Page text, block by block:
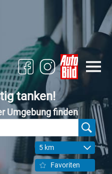
tanken!
Umgebung finden
5 km
Favoriten